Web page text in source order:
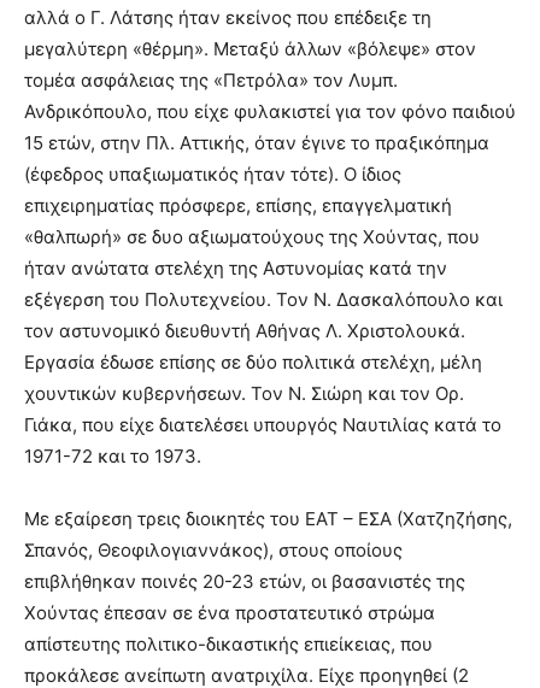
αλλά ο Γ. Λάτσης ήταν εκείνος που επέδειξε τη
μεγαλύτερη «θέρμη». Μεταξύ άλλων «βόλεψε» στον
τομέα ασφάλειας της «Πετρόλα» τον Λυμπ.
Ανδρικόπουλο, που είχε φυλακιστεί για τον φόνο παιδιού
15 ετών, στην Πλ. Αττικής, όταν έγινε το πραξικόπημα
(έφεδρος υπαξιωματικός ήταν τότε). Ο ίδιος
επιχειρηματίας πρόσφερε, επίσης, επαγγελματική
«θαλπωρή» σε δυο αξιωματούχους της Χούντας, που
ήταν ανώτατα στελέχη της Αστυνομίας κατά την
εξέγερση του Πολυτεχνείου. Τον Ν. Δασκαλόπουλο και
τον αστυνομικό διευθυντή Αθήνας Λ. Χριστολουκά.
Εργασία έδωσε επίσης σε δύο πολιτικά στελέχη, μέλη
χουντικών κυβερνήσεων. Τον Ν. Σιώρη και τον Ορ.
Γιάκα, που είχε διατελέσει υπουργός Ναυτιλίας κατά το
1971-72 και το 1973.
Με εξαίρεση τρεις διοικητές του ΕΑΤ – ΕΣΑ (Χατζηζήσης,
Σπανός, Θεοφιλογιαννάκος), στους οποίους
επιβλήθηκαν ποινές 20-23 ετών, οι βασανιστές της
Χούντας έπεσαν σε ένα προστατευτικό στρώμα
απίστευτης πολιτικο-δικαστικής επιείκειας, που
προκάλεσε ανείπωτη ανατριχίλα. Είχε προηγηθεί (2